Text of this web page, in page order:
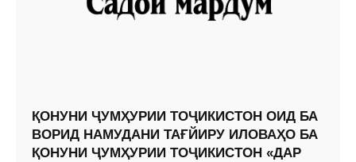
ҚОНУНИ ҶУМҲУРИИ ТОҶИКИСТОН ОИД БА
ВОРИД НАМУДАНИ ТАҒЙИРУ ИЛОВАҲО БА
ҚОНУНИ ҶУМҲУРИИ ТОҶИКИСТОН «ДАР